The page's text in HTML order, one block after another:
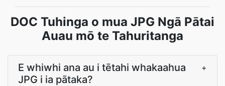
DOC Tuhinga o mua JPG Ngā Pātai
Auau mō te Tahuritanga
E whiwhi ana au i tētahi whakaahua
JPG i ia pātaka?
+